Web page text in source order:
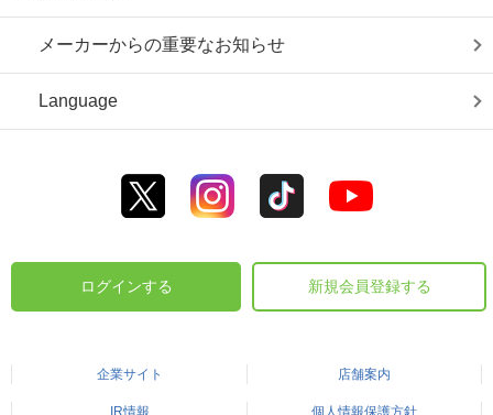
メーカーからの重要なお知らせ
Language
ログインする 新規会員登録する
企業サイト 店舗案内
IR情報 個人情報保護方針